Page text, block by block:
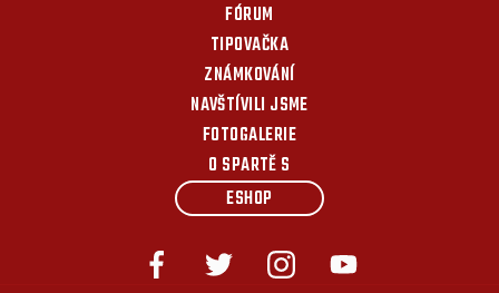
FÓRUM
TIPOVAČKA
ZNÁMKOVÁNÍ
NAVŠTÍVILI JSME
FOTOGALERIE
O SPARTĚ S
ESHOP